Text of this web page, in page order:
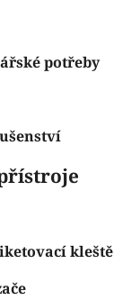
potřeby
kleště